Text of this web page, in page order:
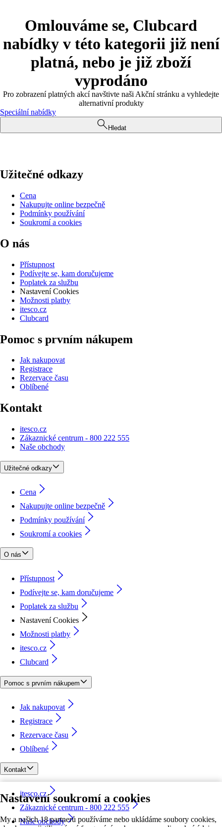
Nastavení soukromí a cookies
My a našich 18 partnerů používáme nebo ukládáme soubory cookies,
Omlouváme se, Clubcard
nabídky v této kategorii již není
platná, nebo je již zboží
vyprodáno
Pro zobrazení platných akcí navštivte naši Akční stránku a vyhledejte
alternativní produkty
Speciální nabídky
Hledat
Užitečné odkazy
Cena
Nakupujte online bezpečně
Podmínky používání
Soukromí a cookies
O nás
Přístupnost
Podívejte se, kam doručujeme
Poplatek za službu
Nastavení Cookies
Možnosti platby
itesco.cz
Clubcard
Pomoc s prvním nákupem
Jak nakupovat
Registrace
Rezervace času
Oblíbené
Kontakt
itesco.cz
Zákaznické centrum - 800 222 555
Naše obchody
Užitečné odkazy
Cena
Nakupujte online bezpečně
Podmínky používání
Soukromí a cookies
O nás
Přístupnost
Podívejte se, kam doručujeme
Poplatek za službu
Nastavení Cookies
Možnosti platby
itesco.cz
Clubcard
Pomoc s prvním nákupem
Jak nakupovat
Registrace
Rezervace času
Oblíbené
Kontakt
itesco.cz
Zákaznické centrum - 800 222 555
Naše obchody